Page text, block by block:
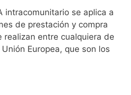
intracomunitario se aplica a
de prestación y compra
realizan entre cualquiera de
Europea, que son los